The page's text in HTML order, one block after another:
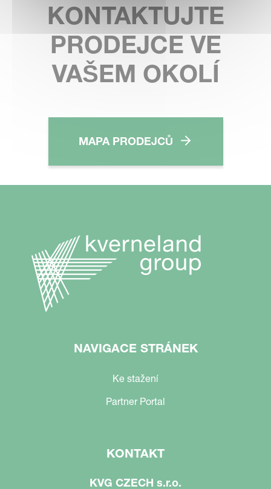
KONTAKTUJTE
PRODEJCE VE
VAŠEM OKOLÍ
MAPA PRODEJCŮ
NAVIGACE STRÁNEK
Ke stažení
Partner Portal
KONTAKT
KVG CZECH s.r.o.